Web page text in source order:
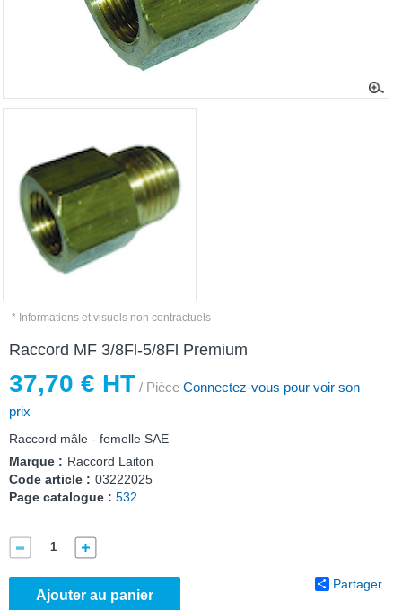
* Informations et visuels non contractuels
Raccord MF 3/8Fl-5/8Fl Premium
37,70 € HT / Pièce Connectez-vous pour voir son
prix
Raccord mâle - femelle SAE
Marque : Raccord Laiton
Code article : 03222025
Page catalogue : 532
Ajouter au panier
Partager